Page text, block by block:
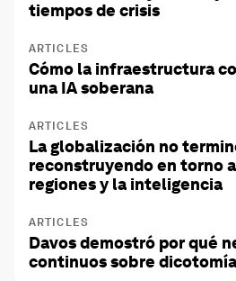
tiempos de crisis
ARTICLES
Cómo la infraestructura
una IA soberana
ARTICLES
La globalización no
reconstruyendo en torno
regiones y la inteligencia
ARTICLES
Davos demostró por qué
continuos sobre